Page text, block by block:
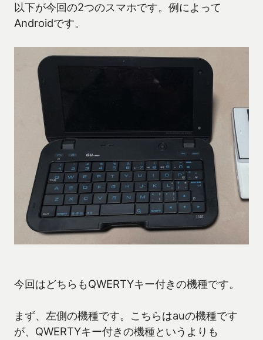
以下が今回の2つのスマホです。例によって
Androidです。
今回はどちらもQWERTYキー付きの機種です。
まず、左側の機種です。こちらはauの機種です
が、QWERTYキー付きの機種というよりも